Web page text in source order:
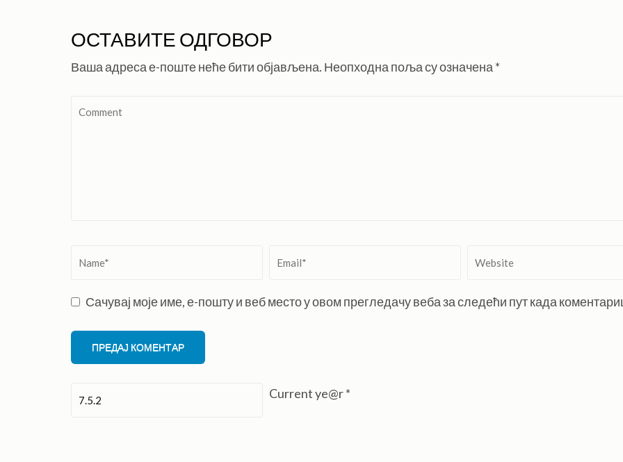
ОСТАВИТЕ ОДГОВОР
Ваша адреса е-поште неће бити објављена. Неопходна поља су означена *
Comment
Сачувај моје име, е-пошту и веб место у овом прегледачу веба за следећи пут када
Current ye@r*